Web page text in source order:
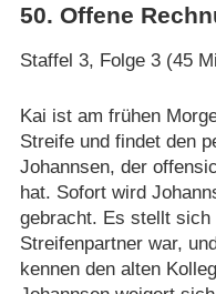
50. Offene
Staffel 3, Folge 3 (45
Kai ist am frühen
Streife und findet den
Johannsen, der
hat. Sofort wird
gebracht. Es stellt
Streifenpartner war,
kennen den alten